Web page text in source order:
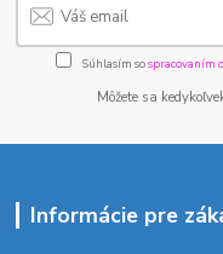
Súhlasím sospracovaním
Môžete sa
Informácie pre